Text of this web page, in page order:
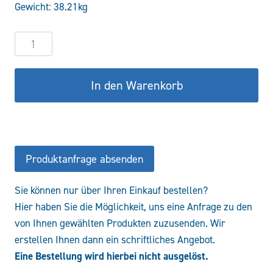
589,64 €
Gewicht: 38.21kg
Hydraulikzylinder
DW100/60-
500
Menge
In den Warenkorb
Produktanfrage absenden
Sie können nur über Ihren Einkauf bestellen?
Hier haben Sie die Möglichkeit, uns eine Anfrage zu den
von Ihnen gewählten Produkten zuzusenden. Wir
erstellen Ihnen dann ein schriftliches Angebot.
Eine Bestellung wird hierbei nicht ausgelöst.